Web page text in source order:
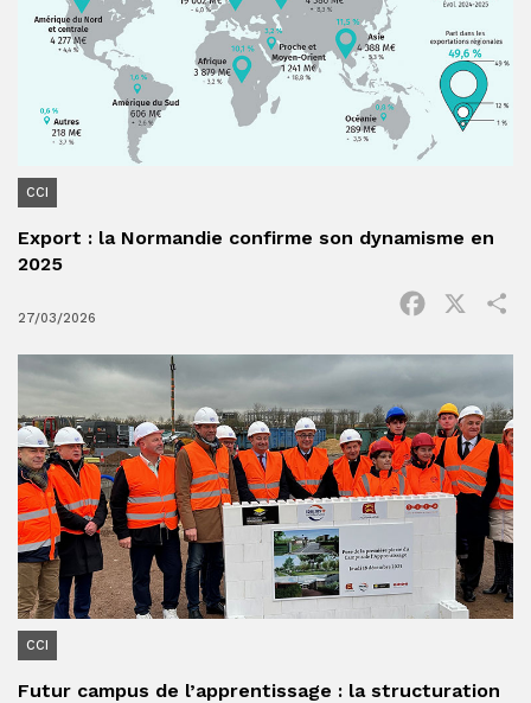
CCI
Export : la Normandie confirme son dynamisme en
2025
27/03/2026
Facebook
CCI
Futur campus de l’apprentissage : la structuration